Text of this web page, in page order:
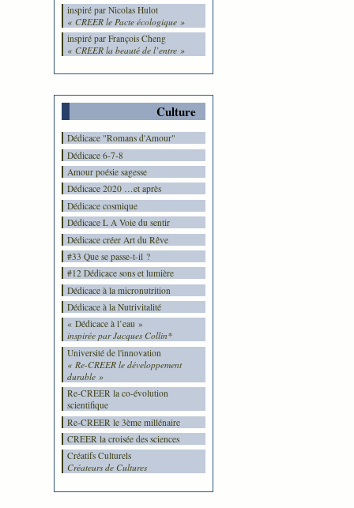
inspiré par Nicolas Hulot
« CREER le Pacte écologique »
inspiré par François Cheng
« CREER la beauté de l’entre »
Culture
Dédicace "Romans d'Amour"
Dédicace 6-7-8
Amour poésie sagesse
Dédicace 2020 …et après
Dédicace cosmique
Dédicace L A Voie du sentir
Dédicace créer Art du Rêve
#33 Que se passe-t-il ?
#12 Dédicace sons et lumière
Dédicace à la micronutrition
Dédicace à la Nutrivitalité
« Dédicace à l’eau »
inspirée par Jacques Collin*
Université de l'innovation
« Re-CREER le développement
durable »
Re-CREER la co-évolution
scientifique
Re-CREER le 3ème millénaire
CREER la croisée des sciences
Créatifs Culturels
Créateurs de Cultures